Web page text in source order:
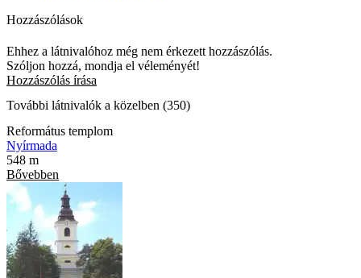
Hozzászólások
Ehhez a látnivalóhoz még nem érkezett hozzászólás.
Szóljon hozzá, mondja el véleményét!
Hozzászólás írása
További látnivalók a közelben (350)
Református templom
Nyírmada
548 m
Bővebben